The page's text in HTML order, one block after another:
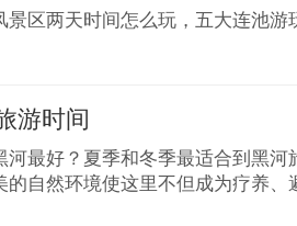
景区两天时间怎么玩，五大连池游
游时间
河最好？夏季和冬季最适合到黑
的自然环境使这里不但成为疗养、